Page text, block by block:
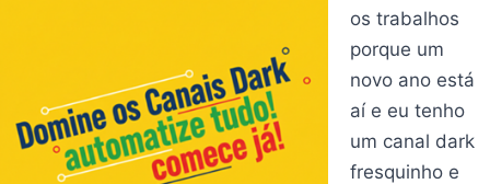
os trabalhos
porque um
novo ano está
aí e eu tenho
um canal dark
fresquinho e